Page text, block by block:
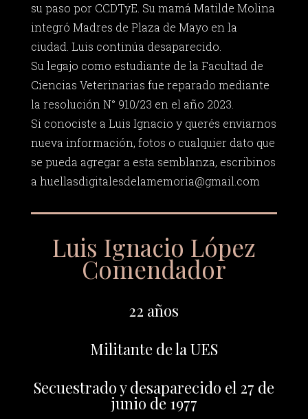
su paso por CCDTyE. Su mamá Matilde Molina
integró Madres de Plaza de Mayo en la
ciudad. Luis continúa desaparecido.
Su legajo como estudiante de la Facultad de
Ciencias Veterinarias fue reparado mediante
la resolución N° 910/23 en el año 2023.
Si conociste a Luis Ignacio y querés enviarnos
nueva información, fotos o cualquier dato que
se pueda agregar a esta semblanza, escribinos
a huellasdigitalesdelamemoria@gmail.com
Luis Ignacio López
Comendador
22 años
Militante de la UES
Secuestrado y desaparecido el 27 de
junio de 1977